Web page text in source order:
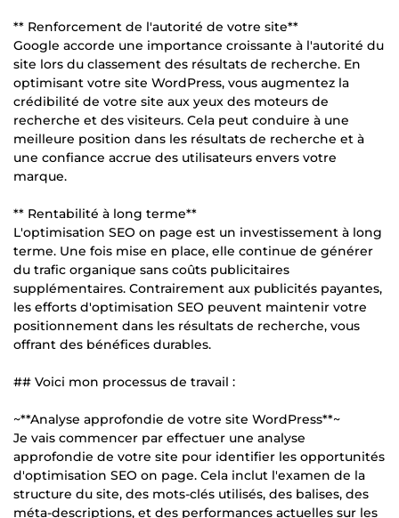
** Renforcement de l'autorité de votre site**
Google accorde une importance croissante à l'autorité du
site lors du classement des résultats de recherche. En
optimisant votre site WordPress, vous augmentez la
crédibilité de votre site aux yeux des moteurs de
recherche et des visiteurs. Cela peut conduire à une
meilleure position dans les résultats de recherche et à
une confiance accrue des utilisateurs envers votre
marque.
** Rentabilité à long terme**
L'optimisation SEO on page est un investissement à long
terme. Une fois mise en place, elle continue de générer
du trafic organique sans coûts publicitaires
supplémentaires. Contrairement aux publicités payantes,
les efforts d'optimisation SEO peuvent maintenir votre
positionnement dans les résultats de recherche, vous
offrant des bénéfices durables.
## Voici mon processus de travail :
~**Analyse approfondie de votre site WordPress**~
Je vais commencer par effectuer une analyse
approfondie de votre site pour identifier les opportunités
d'optimisation SEO on page. Cela inclut l'examen de la
structure du site, des mots-clés utilisés, des balises, des
méta-descriptions, et des performances actuelles sur les